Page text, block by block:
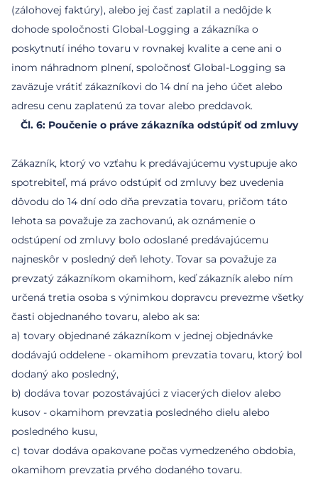
(zálohovej faktúry), alebo jej časť zaplatil a nedôjde k
dohode spoločnosti Global-Logging a zákazníka o
poskytnutí iného tovaru v rovnakej kvalite a cene ani o
inom náhradnom plnení, spoločnosť Global-Logging sa
zaväzuje vrátiť zákazníkovi do 14 dní na jeho účet alebo
Čl. 6: Poučenie o práve zákazníka odstúpiť od zmluvy
Zákazník, ktorý vo vzťahu k predávajúcemu vystupuje ako
spotrebiteľ, má právo odstúpiť od zmluvy bez uvedenia
dôvodu do 14 dní odo dňa prevzatia tovaru, pričom táto
lehota sa považuje za zachovanú, ak oznámenie o
odstúpení od zmluvy bolo odoslané predávajúcemu
najneskôr v posledný deň lehoty. Tovar sa považuje za
prevzatý zákazníkom okamihom, keď zákazník alebo ním
určená tretia osoba s výnimkou dopravcu prevezme všetky
časti objednaného tovaru, alebo ak sa:
a) tovary objednané zákazníkom v jednej objednávke
dodávajú oddelene - okamihom prevzatia tovaru, ktorý bol
dodaný ako posledný,
b) dodáva tovar pozostávajúci z viacerých dielov alebo
kusov - okamihom prevzatia posledného dielu alebo
posledného kusu,
c) tovar dodáva opakovane počas vymedzeného obdobia,
okamihom prevzatia prvého dodaného tovaru.